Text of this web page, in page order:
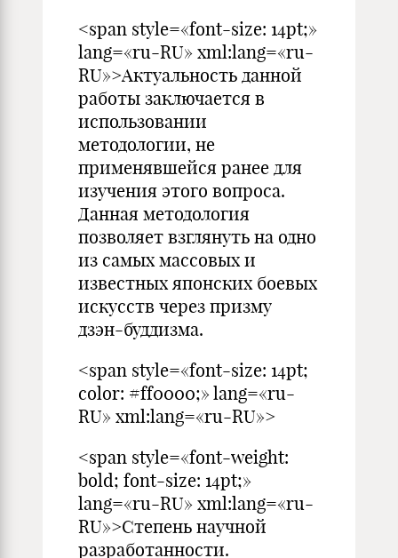
<span style=«font-size: 14pt;»
lang=«ru-RU» xml:lang=«ru-
RU»>Актуальность данной
работы заключается в
использовании
методологии, не
применявшейся ранее для
изучения этого вопроса.
Данная методология
позволяет взглянуть на одно
из самых массовых и
известных японских боевых
искусств через призму
дзэн-буддизма.
<span style=«font-size: 14pt;
color: #ff0000;» lang=«ru-
RU» xml:lang=«ru-RU»>
<span style=«font-weight:
bold; font-size: 14pt;»
lang=«ru-RU» xml:lang=«ru-
RU»>Степень научной
разработанности.